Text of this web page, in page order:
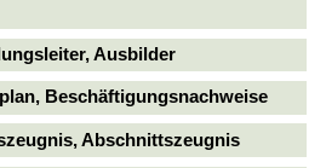
Ausbilder
Beschäftigungsnachweise
Abschnittszeugnis